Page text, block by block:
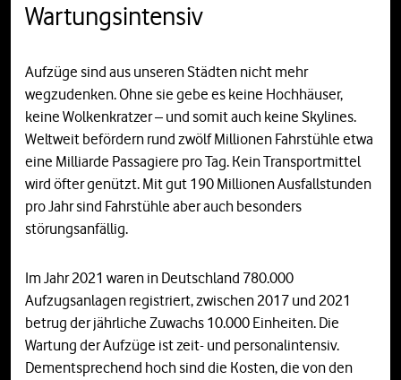
Wartungsintensiv
Aufzüge sind aus unseren Städten nicht mehr
wegzudenken. Ohne sie gebe es keine Hochhäuser,
keine Wolkenkratzer – und somit auch keine Skylines.
Weltweit befördern rund zwölf Millionen Fahrstühle etwa
eine Milliarde Passagiere pro Tag. Kein Transportmittel
wird öfter genützt. Mit gut 190 Millionen Ausfallstunden
pro Jahr sind Fahrstühle aber auch besonders
störungsanfällig.
Im Jahr 2021 waren in Deutschland 780.000
Aufzugsanlagen registriert, zwischen 2017 und 2021
betrug der jährliche Zuwachs 10.000 Einheiten. Die
Wartung der Aufzüge ist zeit- und personalintensiv.
Dementsprechend hoch sind die Kosten, die von den